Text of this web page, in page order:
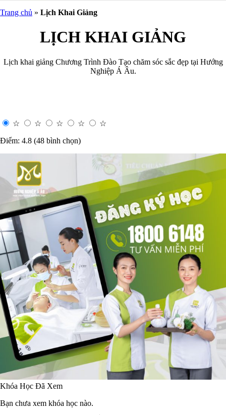
Trang chủ » Lịch Khai Giảng
LỊCH KHAI GIẢNG
Lịch khai giảng Chương Trình Đào Tạo chăm sóc sắc đẹp tại Hướng
Nghiệp Á Âu.
☆ ☆ ☆ ☆
☆
Điểm: 4.8 (48 bình chọn)
Khóa Học Đã Xem
Bạn chưa xem khóa học nào.